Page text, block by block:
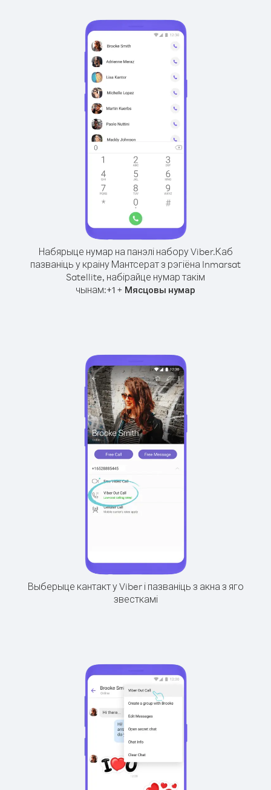
Набярыце нумар на панэлі набору Viber.Каб
пазваніць у краіну Мантсерат з рэгіёна Inmarsat
Satellite, набірайце нумар такім
чынам:+1 + Мясцовы нумар
Выберыце кантакт у Viber і пазваніць з акна з яго
звесткамі